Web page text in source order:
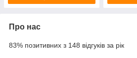
Про нас
83% позитивних з 148 відгуків за рік